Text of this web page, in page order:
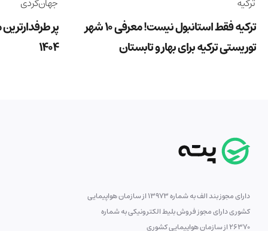
ترکیه فقط استانبول نیست! معرفی 10 شهر
توریستی ترکیه برای بهار و تابستان
پر
1404
دارای مجوز بند الف به شماره 13973 از سازمان هواپیمایی
کشوری دارای مجوز فروش بلیط الکترونیکی به شماره
26370 از سازمان هواپیمایی کشوری